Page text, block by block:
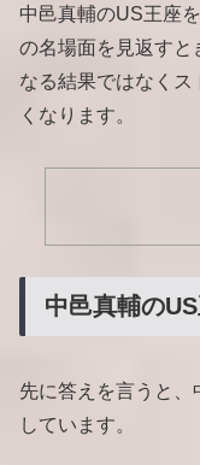
中邑真輔のUS王座
の名場面を見返すと
なる結果ではなく
くなります。
中邑真輔の
先に答えを言うと
しています。